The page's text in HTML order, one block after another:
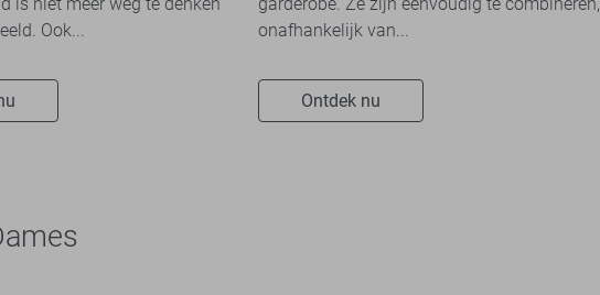
is niet meer weg te denken
Ook...
garderobe. Ze zijn eenvoudig te combineren,
onafhankelijk van...
Ontdek nu